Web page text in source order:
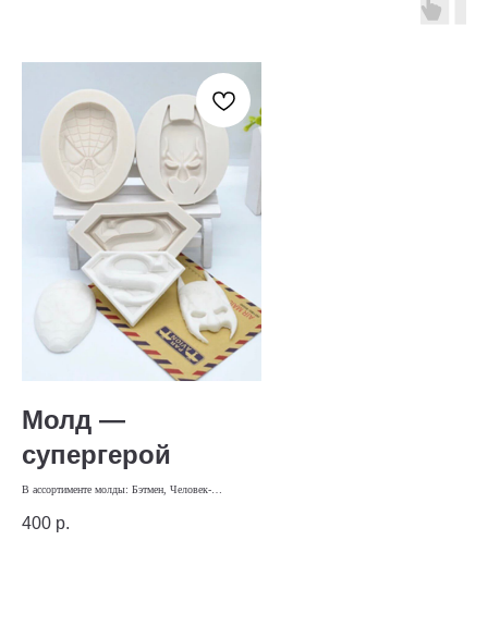
Молд —
супергерой
В ассортименте молды: Бэтмен, Человек-
400 р.